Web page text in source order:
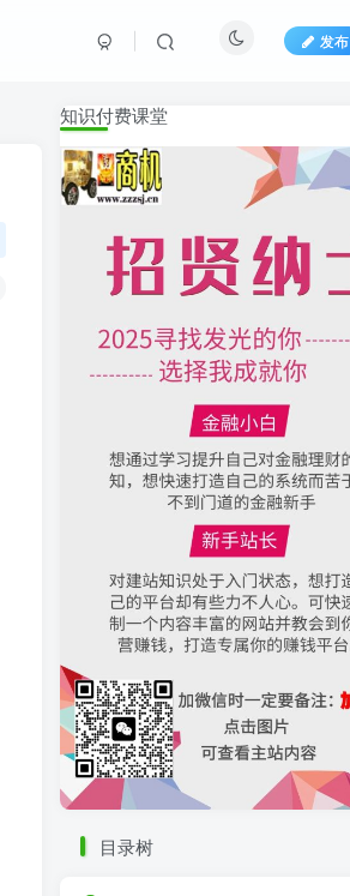
发布
知识付费课堂
目录树